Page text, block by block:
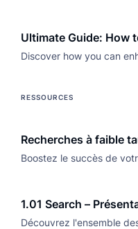
Ultimate Guide: How
Search Box –
Discover how you can
RESSOURCES
Recherches à faible
Boostez le succès de
1.01 Search –
Découvrez l'ensemble